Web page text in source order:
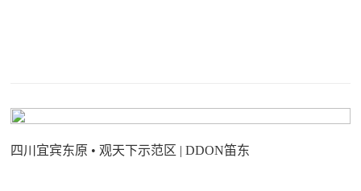
四川宜宾东原 • 观天下示范区 | DDON笛东